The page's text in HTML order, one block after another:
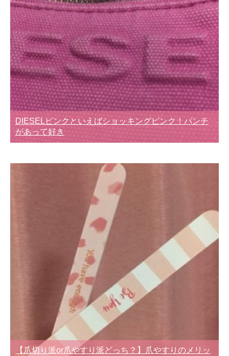
DIESELピンクといえばショッキングピンク！パンチ
があって好き
【爪切り派or爪やすり派どっち？】爪やすりのメリッ